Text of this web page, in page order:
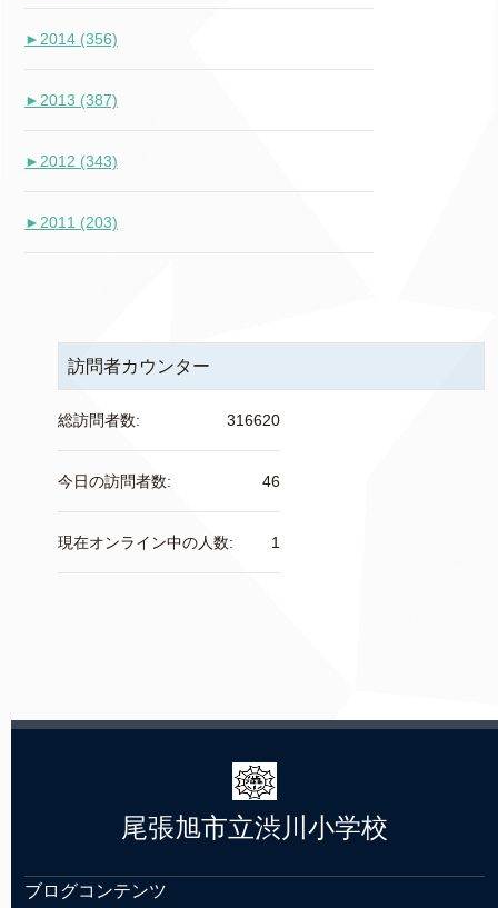
► 2014 (356)
► 2013 (387)
► 2012 (343)
► 2011 (203)
訪問者カウンター
316620
総訪問者数:
46
今日の訪問者数:
1
現在オンライン中の人数:
尾張旭市立渋川小学校
ブログコンテンツ